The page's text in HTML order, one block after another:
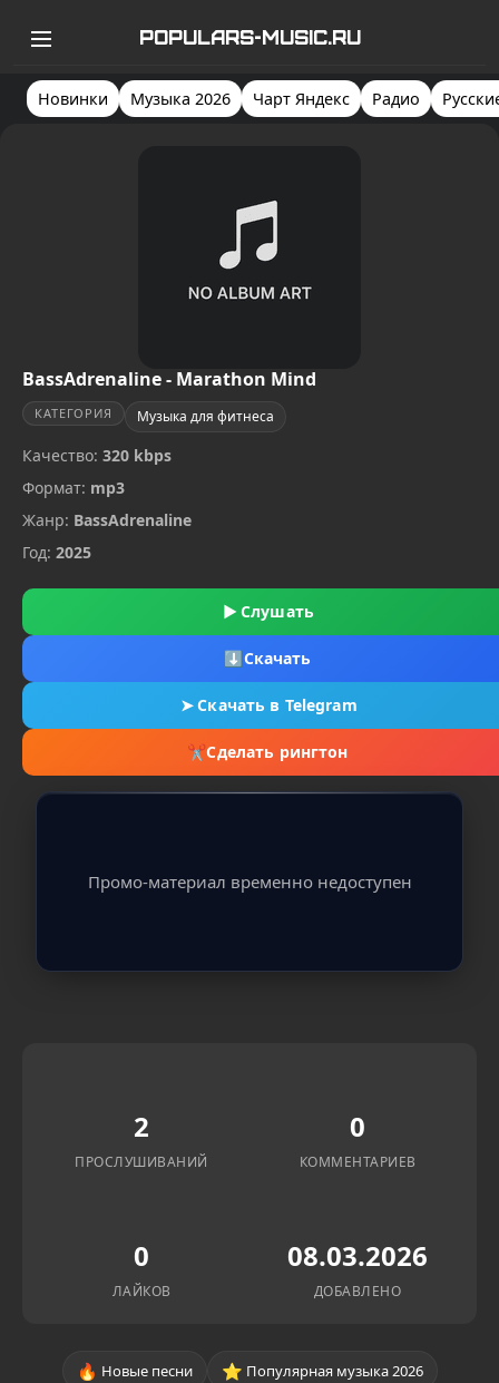
POPULARS-MUSIC.RU
Новинки Музыка 2026 Чарт Яндекс Радио
BassAdrenaline - Marathon Mind
КАТЕГОРИЯ Музыка для фитнеса
Качество: 320 kbps
Формат: mp3
Жанр: BassAdrenaline
Год: 2025
▶ Слушать
⬇Скачать
➤Скачать в Telegram
✂Сделать рингтон
Промо-материал временно недоступен
2
ПРОСЛУШИВАНИЙ
0
КОММЕНТАРИЕВ
0
ЛАЙКОВ
08.03.2026
ДОБАВЛЕНО
🔥 Новые песни ⭐ Популярная музыка 2026